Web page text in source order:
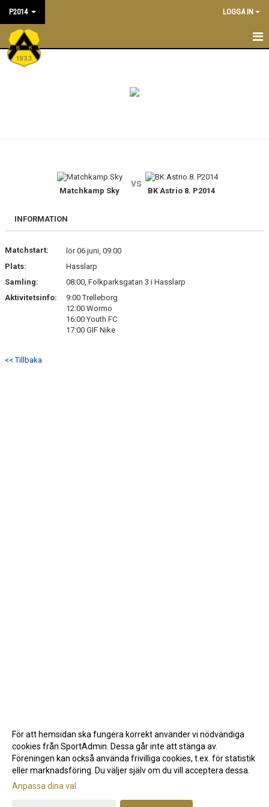
P2014 LOGGA IN
P2014
BILDGALLERI
Matchkamp Sky
vs
BK Astrio 8. P2014
INFORMATION
Matchstart:
lör 06 juni, 09:00
Plats:
Hasslarp
Samling:
08:00, Folkparksgatan 3 i Hasslarp
Aktivitetsinfo:
9:00 Trelleborg
12:00 Wormo
16:00 Youth FC
17:00 GIF Nike
<< Tillbaka
Gå till Webbversion
För att hemsidan ska fungera korrekt använder vi nödvändiga
cookies från SportAdmin. Dessa går inte att stänga av.
Föreningen kan också använda frivilliga cookies, t.ex. för statistik
eller marknadsföring. Du väljer själv om du vill acceptera dessa.
Anpassa dina val